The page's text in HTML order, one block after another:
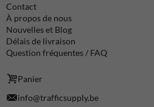
Contact
À propos de nous
Nouvelles et Blog
Délais de livraison
Question fréquentes / FAQ
Panier
info@trafficsupply.be